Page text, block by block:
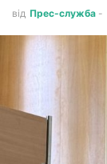
від Прес-служба -